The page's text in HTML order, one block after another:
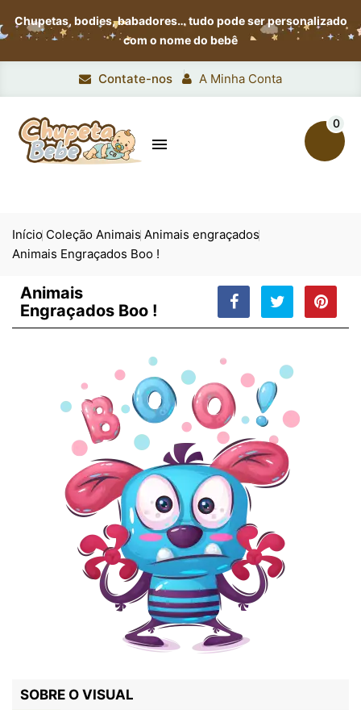
Chupetas, bodies, babadores…tudo pode ser personalizado
com o nome do bebê
Contate-nos A Minha Conta

0
Início Coleção Animais Animais engraçados
Animais Engraçados Boo !
Animais
Engraçados Boo !
SOBRE O VISUAL